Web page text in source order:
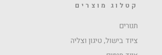
קטלוג מוצרים
תנורים
ציוד בישול, טיגון וצליה